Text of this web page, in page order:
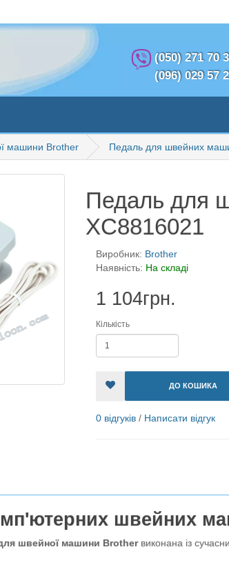
(050) 271 70
(096) 029 57
машини Brother Педаль для швейних
Педаль для
XC8816021
Виробник: Brother
Наявність: На складі
1 104грн.
Кількість
ДО КОШИКА
0 відгуків / Написати відгук
швейних
швейної машини Brotherвиконана із